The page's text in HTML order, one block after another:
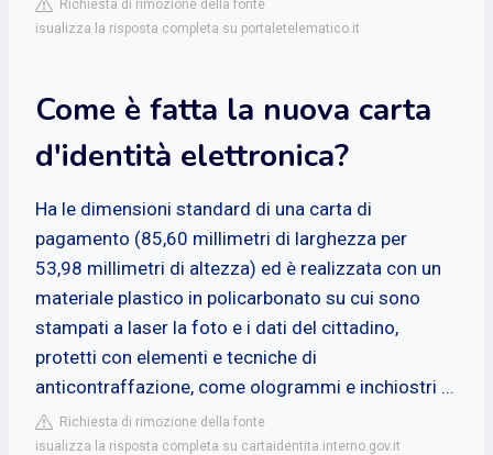
Richiesta di rimozione della fonte
isualizza la risposta completa su portaletelematico.it
Come è fatta la nuova carta
d'identità elettronica?
Ha le dimensioni standard di una carta di
pagamento (85,60 millimetri di larghezza per
53,98 millimetri di altezza) ed è realizzata con un
materiale plastico in policarbonato su cui sono
stampati a laser la foto e i dati del cittadino,
protetti con elementi e tecniche di
anticontraffazione, come ologrammi e inchiostri ...
Richiesta di rimozione della fonte
isualizza la risposta completa su cartaidentita.interno.gov.it